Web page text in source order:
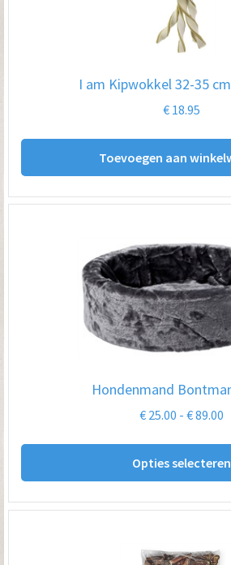
I am Kipwokkel 32-35
€ 18.95
Toevoegen aan
Hondenmand
€ 25.00 - €89.00
Opties selecteren